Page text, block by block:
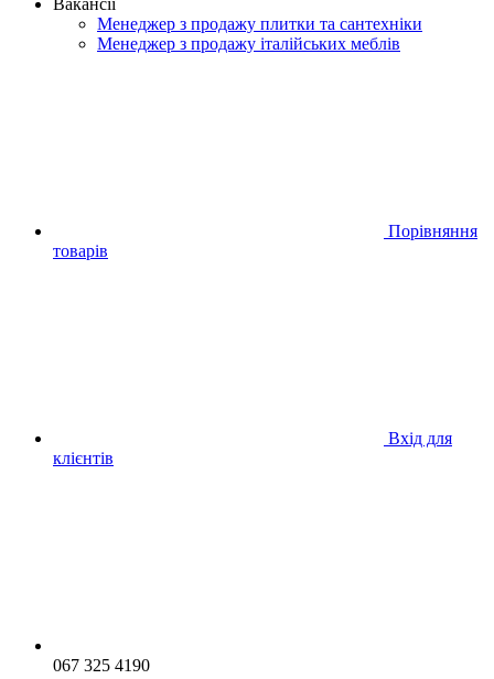
Менеджер з продажу плитки та сантехніки
Менеджер з продажу італійських меблів
Порівняння
товарів
Вхід для
клієнтів
067 325 4190